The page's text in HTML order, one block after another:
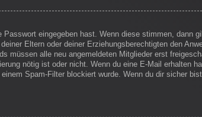
eingegeben hast. Wenn diese stimmen, dann
Eltern oder deiner Erziehungsberechtigten den
müssen alle neu angemeldeten Mitglieder erst
nötig ist oder nicht. Wenn du eine E-Mail erhalten
Spam-Filter blockiert wurde. Wenn du dir sicher